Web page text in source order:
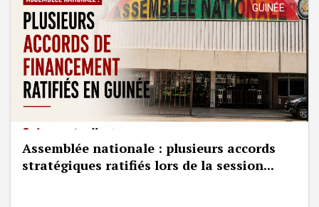
GUINÉE
Assemblée nationale : plusieurs accords
stratégiques ratifiés lors de la session...